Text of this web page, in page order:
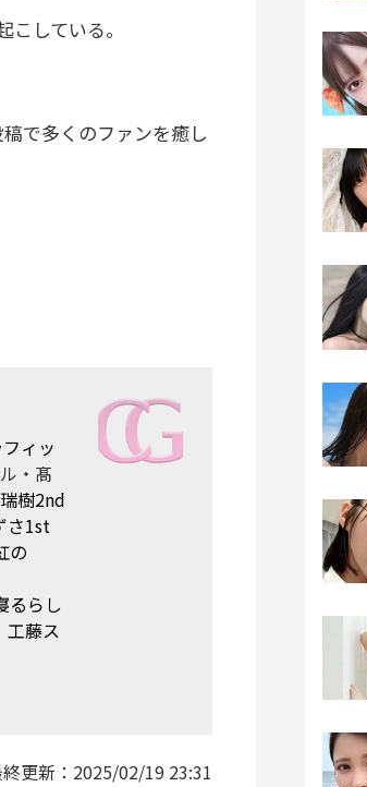
している。
で多くのファンを癒し
ィッ
・髙
樹2nd
さ1st
の
るらし
工藤ス
更新： 2025/02/19 23:31